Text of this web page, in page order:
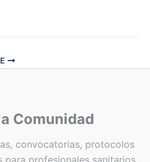
Comunidad
convocatorias, protocolos